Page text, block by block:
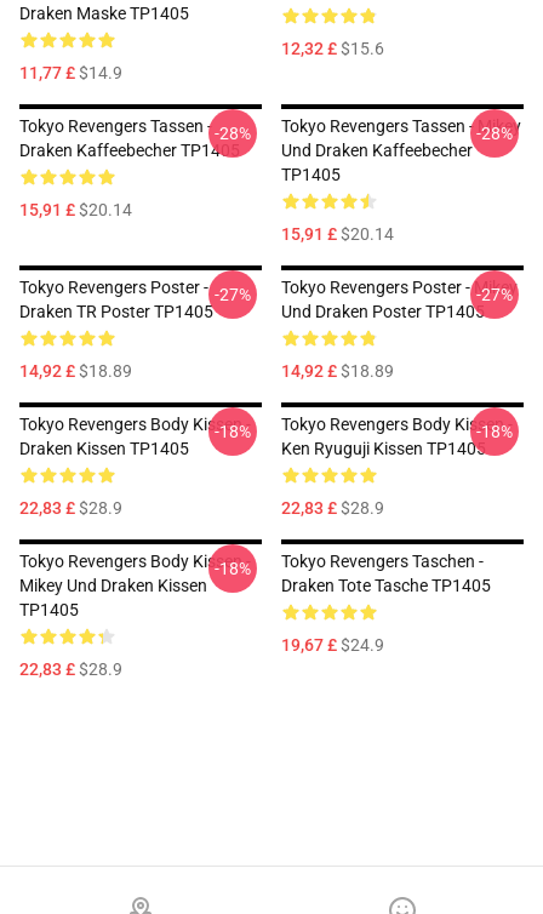
Draken Maske TP1405
11,77 £$14.9
12,32 £$15.6
Tokyo Revengers Tassen -
Draken Kaffeebecher TP1405
15,91 £$20.14
-28%
Tokyo Revengers Tassen - Mikey
Und Draken Kaffeebecher
TP1405
15,91 £$20.14
-28%
Tokyo Revengers Poster -
Draken TR Poster TP1405
14,92 £$18.89
-27%
Tokyo Revengers Poster - Mikey
Und Draken Poster TP1405
14,92 £$18.89
-27%
Tokyo Revengers Body Kissen -
Draken Kissen TP1405
22,83 £$28.9
-18%
Tokyo Revengers Body Kissen -
Ken Ryuguji Kissen TP1405
22,83 £$28.9
-18%
Tokyo Revengers Body Kissen -
Mikey Und Draken Kissen
TP1405
22,83 £$28.9
-18%
Tokyo Revengers Taschen -
Draken Tote Tasche TP1405
19,67 £$24.9